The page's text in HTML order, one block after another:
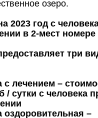
озеро.
2023 год с
в 2-мест номере
три
с лечением –
/ сутки с человека
оздоровительная –